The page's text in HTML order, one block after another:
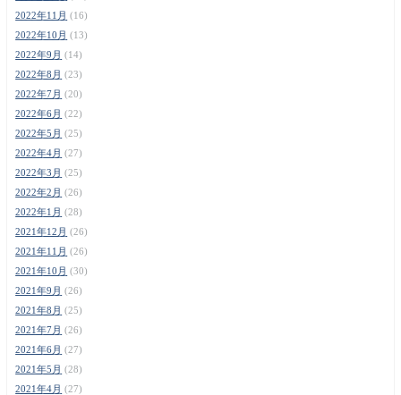
2022年11月 (16)
2022年10月 (13)
2022年9月 (14)
2022年8月 (23)
2022年7月 (20)
2022年6月 (22)
2022年5月 (25)
2022年4月 (27)
2022年3月 (25)
2022年2月 (26)
2022年1月 (28)
2021年12月 (26)
2021年11月 (26)
2021年10月 (30)
2021年9月 (26)
2021年8月 (25)
2021年7月 (26)
2021年6月 (27)
2021年5月 (28)
2021年4月 (27)